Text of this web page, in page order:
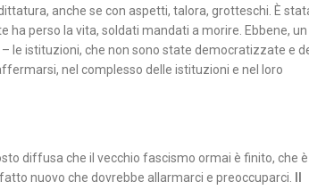
anche se con aspetti, talora, grotteschi. È
perso la vita, soldati mandati a morire. Ebbene, un
le istituzioni, che non sono state democratizzate e
nel complesso delle istituzioni e nel loro
diffusa che il vecchio fascismo ormai è finito, che è
nuovo che dovrebbe allarmarci e preoccuparci.